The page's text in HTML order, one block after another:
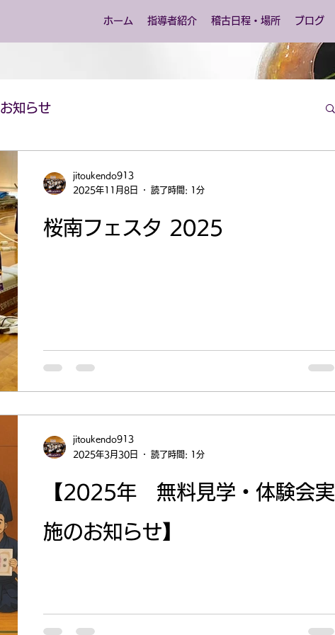
ホーム 指導者紹介 稽古日程・場所 ブログ
お知らせ
桜南フェスタ 2025
jitoukendo913
2025年11月8日
読了時間: 1分
【2025年 無料見学・体験会実
施のお知らせ】
jitoukendo913
2025年3月30日
読了時間: 1分